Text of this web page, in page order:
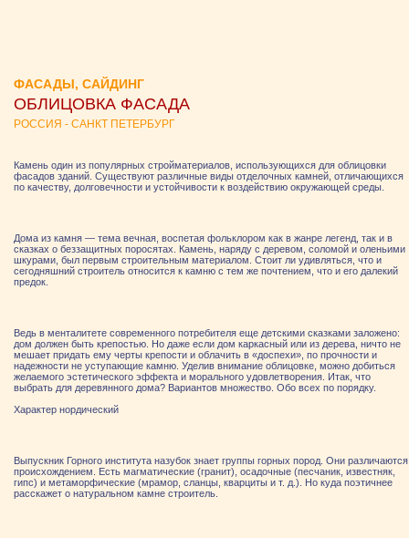
ФАСАДЫ, САЙДИНГ
ОБЛИЦОВКА ФАСАДА
РОССИЯ - САНКТ ПЕТЕРБУРГ
Камень один из популярных стройматериалов, использующихся для облицовки
фасадов зданий. Существуют различные виды отделочных камней, отличающихся
по качеству, долговечности и устойчивости к воздействию окружающей среды.
Дома из камня — тема вечная, воспетая фольклором как в жанре легенд, так и в
сказках о беззащитных поросятах. Камень, наряду с деревом, соломой и оленьими
шкурами, был первым строительным материалом. Стоит ли удивляться, что и
сегодняшний строитель относится к камню с тем же почтением, что и его далекий
предок.
Ведь в менталитете современного потребителя еще детскими сказками заложено:
дом должен быть крепостью. Но даже если дом каркасный или из дерева, ничто не
мешает придать ему черты крепости и облачить в «доспехи», по прочности и
надежности не уступающие камню. Уделив внимание облицовке, можно добиться
желаемого эстетического эффекта и морального удовлетворения. Итак, что
выбрать для деревянного дома? Вариантов множество. Обо всех по порядку.
Характер нордический
Выпускник Горного института назубок знает группы горных пород. Они различаются
происхождением. Есть магматические (гранит), осадочные (песчаник, известняк,
гипс) и метаморфические (мрамор, сланцы, кварциты и т. д.). Но куда поэтичнее
расскажет о натуральном камне строитель.